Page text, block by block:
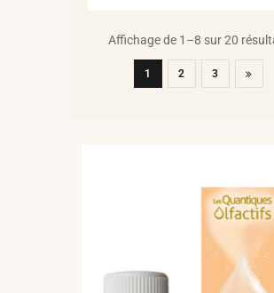
Affichage de 1–8 sur 20
1 2 3